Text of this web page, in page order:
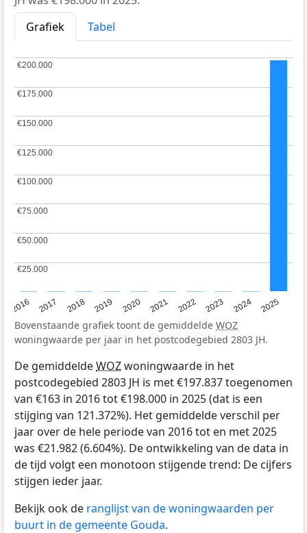
Grafiek
Tabel
2016 2017 2018 2019 2020 2021 2022 2023 2024 2025
€25.000
€25.000
€50.000
€50.000
€75.000
€75.000
€100.000
€100.000
€125.000
€125.000
€150.000
€150.000
€175.000
€175.000
€200.000
€200.000
Bovenstaande grafiek toont de gemiddelde WOZ
woningwaarde per jaar in het postcodegebied 2803 JH.
De gemiddeldeWOZwoningwaarde in het
postcodegebied 2803 JH is met €197.837 toegenomen
van €163 in 2016 tot €198.000 in 2025 (dat is een
stijging van 121.372%). Het gemiddelde verschil per
jaar over de hele periode van 2016 tot en met 2025
was €21.982 (6.604%). De ontwikkeling van de data in
de tijd volgt een monotoon stijgende trend: De cijfers
stijgen ieder jaar.
Bekijk ook de ranglijst van de woningwaarden per
buurt in de gemeente Gouda.